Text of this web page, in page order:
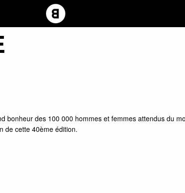
des 100 000 hommes et femmes attendus du
de cette 40ème édition.